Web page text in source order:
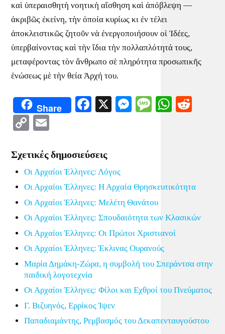
καὶ ὑπεραισθητὴ νοητικὴ αἴσθηση καὶ ἀπόβλεψη —
ἀκριβῶς ἐκείνη, τὴν ὁποία κυρίως κι ἐν τέλει
ἀποκλειστικῶς ζητοῦν νὰ ἐνεργοποιήσουν οἱ Ἰδέες,
ὑπερβαίνοντας καὶ τὴν ἴδια τὴν πολλαπλότητά τους,
μεταφέροντας τὸν ἄνθρωπο σὲ πληρότητα προσωπικῆς
ἑνώσεως μὲ τὴν θεία Ἀρχή του.
Share Facebook
X Messenger
Message
Copy
Σχετικές δημοσιεύσεις
Οι Αρχαίοι Έλληνες: Λόγος
Οι Αρχαίοι Έλληνες: Η Αρχαία Θρησκευτικότητα
Οι Αρχαίοι Έλληνες: Μελέτη Θανάτου
Οι Αρχαίοι Έλληνες: Σπουδαιότητα των Κλασικών
Οι Αρχαίοι Έλληνες: Οι Πρώτοι Χριστιανοί
Οι Αρχαίοι Έλληνες: Έκλινας Ουρανούς
Μαρία Δημάκη-Ζώρα, η συμβολή του Σπεράντσα στην
παιδική λογοτεχνία
Οι Αρχαίοι Έλληνες: Φίλοι και Εχθροί του Πνεύματος
Γ. Βιζυηνός, Ερρίκος Ίψεν
Παπαδιαμάντης, Ρεμβασμός του Δεκαπενταυγούστου